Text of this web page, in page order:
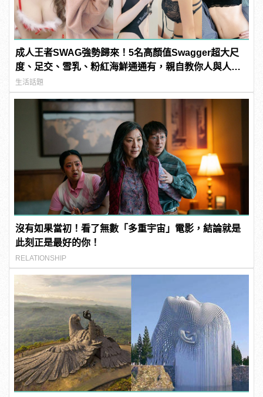
成人王者SWAG強勢歸來！5名高顏值Swagger超大尺
度、足交、雪乳、粉紅海鮮通通有，親自教你人與人的
連結！ | manfashion這樣變型男
生活話題
沒有如果當初！看了無數「多重宇宙」電影，結論就是
此刻正是最好的你！
RELATIONSHIP